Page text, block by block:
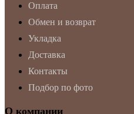
Оплата
Обмен и возврат
Укладка
Доставка
Контакты
Подбор по фото
О компании